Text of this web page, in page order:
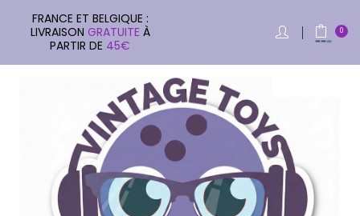
FRANCE ET BELGIQUE :
LIVRAISON GRATUITE À
PARTIR DE 45€
0